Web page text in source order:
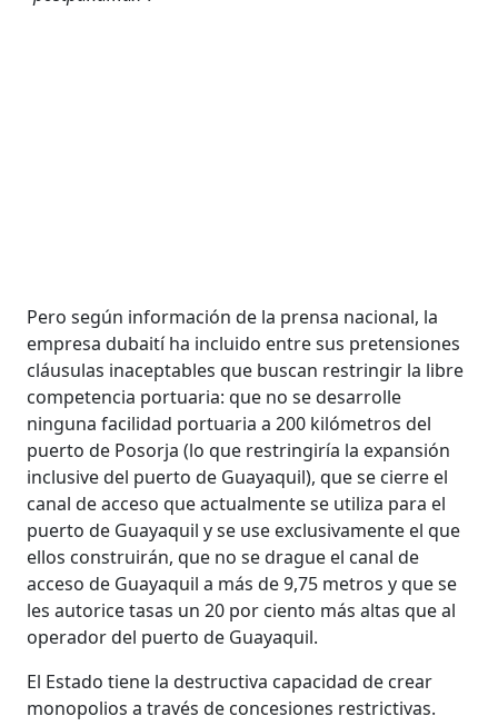
Pero según información de la prensa nacional, la
empresa dubaití ha incluido entre sus pretensiones
cláusulas inaceptables que buscan restringir la libre
competencia portuaria: que no se desarrolle
ninguna facilidad portuaria a 200 kilómetros del
puerto de Posorja (lo que restringiría la expansión
inclusive del puerto de Guayaquil), que se cierre el
canal de acceso que actualmente se utiliza para el
puerto de Guayaquil y se use exclusivamente el que
ellos construirán, que no se drague el canal de
acceso de Guayaquil a más de 9,75 metros y que se
les autorice tasas un 20 por ciento más altas que al
operador del puerto de Guayaquil.
El Estado tiene la destructiva capacidad de crear
monopolios a través de concesiones restrictivas.